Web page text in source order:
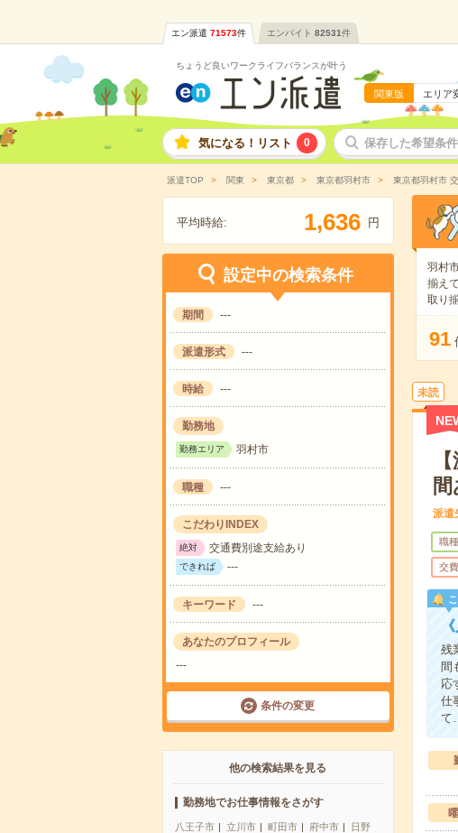
エン派遣 71573件 エンバイト 82531件
ちょうど良いワークライフバランスが叶う
関東版 エリア
気になる！リスト 0 保存した希望条件
派遣TOP 関東 東京都 東京都羽村市 東京都羽村市
平均時給: 1,636 円
設定中の検索条件
期間 ---
派遣形式 ---
時給 ---
勤務地
勤務エリア 羽村市
職種 ---
こだわりINDEX
絶対 交通費別途支給あり
できれば ---
キーワード ---
あなたのプロフィール
---
条件の変更
他の検索結果を見る
勤務地でお仕事情報をさがす
八王子市 立川市 町田市 府中市
日野
羽村
揃え
取り
91
未読
派遣
職
交
残
間
応
仕
て